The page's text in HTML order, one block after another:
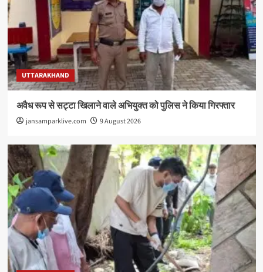
UTTARAKHAND
अवैध रूप से सट्टा खिलाने वाले अभियुक्त को पुलिस ने किया गिरफ्तार
jansamparklive.com 9 August 2026